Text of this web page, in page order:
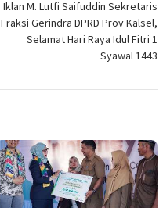
Iklan M. Lutfi Saifuddin Sekretaris
Fraksi Gerindra DPRD Prov Kalsel,
Selamat Hari Raya Idul Fitri 1
Syawal 1443